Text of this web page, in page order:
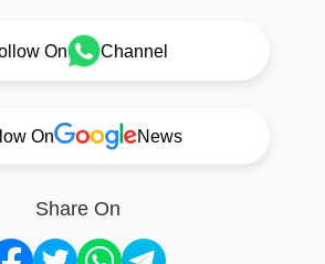
On Channel
On News
Share On